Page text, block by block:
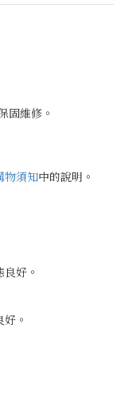
固維修。
物須知中的說明。
好。
。